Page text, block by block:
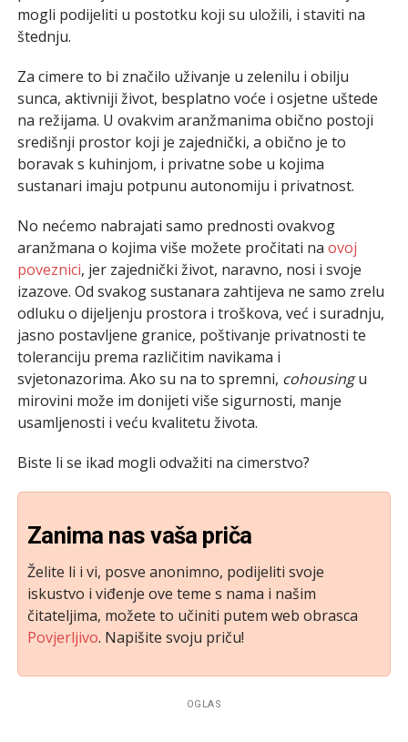
mogli podijeliti u postotku koji su uložili, i staviti na
štednju.
Za cimere to bi značilo uživanje u zelenilu i obilju
sunca, aktivniji život, besplatno voće i osjetne uštede
na režijama. U ovakvim aranžmanima obično postoji
središnji prostor koji je zajednički, a obično je to
boravak s kuhinjom, i privatne sobe u kojima
sustanari imaju potpunu autonomiju i privatnost.
No nećemo nabrajati samo prednosti ovakvog
aranžmana o kojima više možete pročitati na ovoj
poveznici, jer zajednički život, naravno, nosi i svoje
izazove. Od svakog sustanara zahtijeva ne samo zrelu
odluku o dijeljenju prostora i troškova, već i suradnju,
jasno postavljene granice, poštivanje privatnosti te
toleranciju prema različitim navikama i
svjetonazorima. Ako su na to spremni, cohousingu
mirovini može im donijeti više sigurnosti, manje
usamljenosti i veću kvalitetu života.
Biste li se ikad mogli odvažiti na cimerstvo?
Zanima nas vaša priča
Želite li i vi, posve anonimno, podijeliti svoje
iskustvo i viđenje ove teme s nama i našim
čitateljima, možete to učiniti putem web obrasca
Povjerljivo. Napišite svoju priču!
OGLAS